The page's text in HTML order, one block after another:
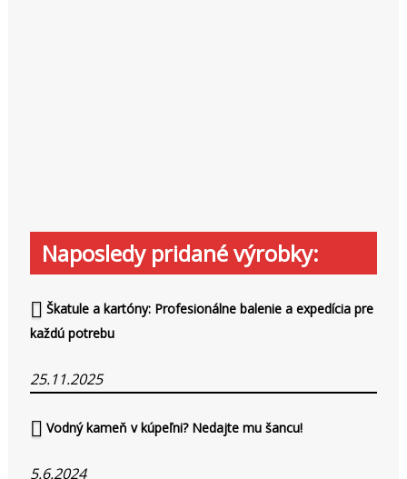
Naposledy pridané výrobky:
Škatule a kartóny: Profesionálne balenie a expedícia pre
každú potrebu
25.11.2025
Vodný kameň v kúpeľni? Nedajte mu šancu!
5.6.2024